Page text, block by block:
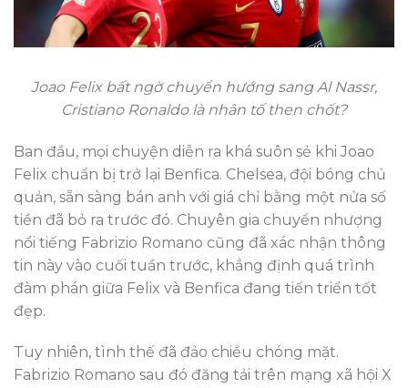
Joao Felix bất ngờ chuyển hướng sang Al Nassr,
Cristiano Ronaldo là nhân tố then chốt?
Ban đầu, mọi chuyện diễn ra khá suôn sẻ khi Joao
Felix chuẩn bị trở lại Benfica. Chelsea, đội bóng chủ
quản, sẵn sàng bán anh với giá chỉ bằng một nửa số
tiền đã bỏ ra trước đó. Chuyên gia chuyển nhượng
nổi tiếng Fabrizio Romano cũng đã xác nhận thông
tin này vào cuối tuần trước, khẳng định quá trình
đàm phán giữa Felix và Benfica đang tiến triển tốt
đẹp.
Tuy nhiên, tình thế đã đảo chiều chóng mặt.
Fabrizio Romano sau đó đăng tải trên mạng xã hội X